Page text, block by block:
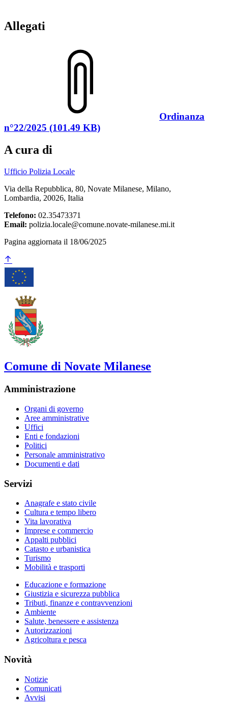
Allegati
Ordinanza
n°22/2025 (101.49 KB)
A cura di
Ufficio Polizia Locale
Via della Repubblica, 80, Novate Milanese, Milano,
Lombardia, 20026, Italia
Telefono: 02.35473371
Email: polizia.locale@comune.novate-milanese.mi.it
Pagina aggiornata il 18/06/2025
Comune di Novate Milanese
Amministrazione
Organi di governo
Aree amministrative
Uffici
Enti e fondazioni
Politici
Personale amministrativo
Documenti e dati
Servizi
Anagrafe e stato civile
Cultura e tempo libero
Vita lavorativa
Imprese e commercio
Appalti pubblici
Catasto e urbanistica
Turismo
Mobilità e trasporti
Educazione e formazione
Giustizia e sicurezza pubblica
Tributi, finanze e contravvenzioni
Ambiente
Salute, benessere e assistenza
Autorizzazioni
Agricoltura e pesca
Novità
Notizie
Comunicati
Avvisi